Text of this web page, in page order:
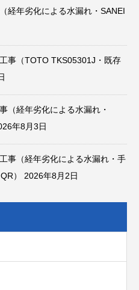
経年劣化による水漏れ・SANEI
事（TOTO TKS05301J・既存
（経年劣化による水漏れ・
年8月3日
事（経年劣化による水漏れ・手
）
2026年8月2日